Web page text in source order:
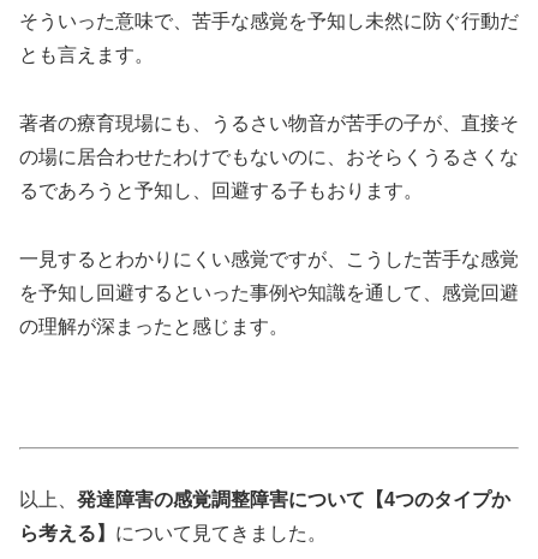
そういった意味で、苦手な感覚を予知し未然に防ぐ行動だ
とも言えます。
著者の療育現場にも、うるさい物音が苦手の子が、直接そ
の場に居合わせたわけでもないのに、おそらくうるさくな
るであろうと予知し、回避する子もおります。
一見するとわかりにくい感覚ですが、こうした苦手な感覚
を予知し回避するといった事例や知識を通して、感覚回避
の理解が深まったと感じます。
以上、 発達障害の感覚調整障害について【4つのタイプか
ら考える】 について見てきました。